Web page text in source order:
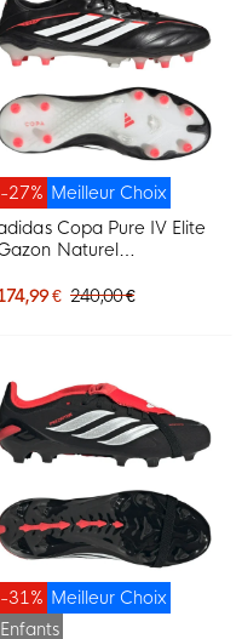
Meilleur Choix
-27%
Copa Pure IV Elite
Naturel
Blanc Rouge
€ 240,00 €
Meilleur Choix
-31%
Enfants